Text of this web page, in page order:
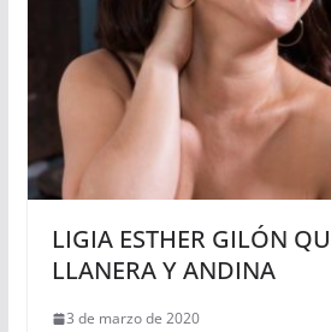
LIGIA ESTHER GILÓN
LLANERA Y ANDINA
3 de marzo de 2020